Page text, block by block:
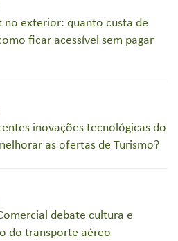
no exterior: quanto custa de
ficar acessível sem pagar
inovações tecnológicas do
as ofertas de Turismo?
debate cultura e
do transporte aéreo